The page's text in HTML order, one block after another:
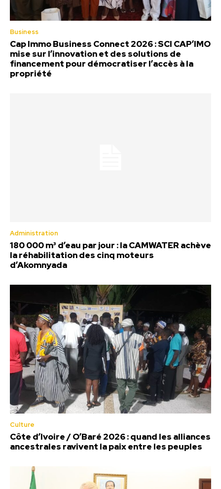
Business
Cap Immo Business Connect 2026 : SCI CAP’IMO
mise sur l’innovation et des solutions de
financement pour démocratiser l’accès à la
propriété
Administration
180 000 m³ d’eau par jour : la CAMWATER achève
la réhabilitation des cinq moteurs
d’Akomnyada
Culture
Côte d’Ivoire / O’Baré 2026 : quand les alliances
ancestrales ravivent la paix entre les peuples